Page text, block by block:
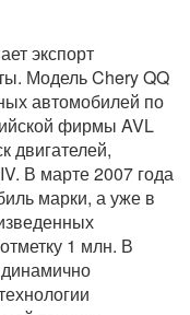
экспорт
Модель Chery QQ
автомобилей по
фирмы AVL
двигателей,
В марте 2007 года
марки, а уже в
1 млн. В